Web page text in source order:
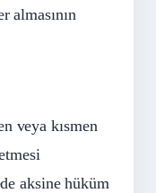
almasının
veya kısmen
aksine hüküm